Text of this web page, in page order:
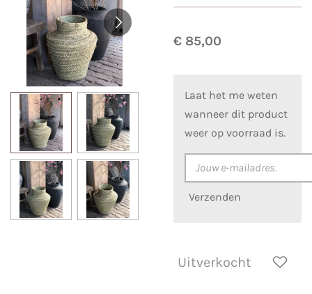
€ 85,00
Laat het me weten
wanneer dit product
weer op voorraad is.
Verzenden
Uitverkocht